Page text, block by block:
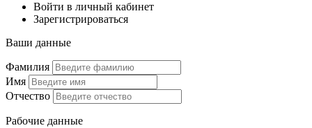
Войти в личный кабинет
Зарегистрироваться
Ваши данные
Фамилия
Имя
Отчество
Рабочие данные